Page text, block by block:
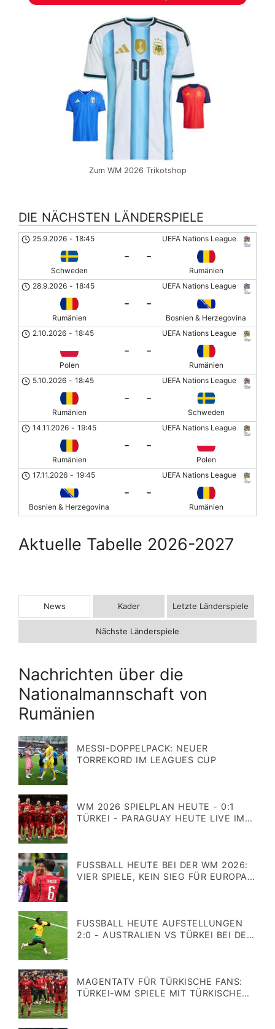
Zum WM 2026 Trikotshop
DIE NÄCHSTEN LÄNDERSPIELE
UEFA Nations League
25.9.2026 - 18:45
Schweden
- -
Rumänien
UEFA Nations League
28.9.2026 - 18:45
Rumänien
- -
Bosnien & Herzegovina
UEFA Nations League
2.10.2026 - 18:45
Polen
- -
Rumänien
UEFA Nations League
5.10.2026 - 18:45
Rumänien
- -
Schweden
UEFA Nations League
14.11.2026 - 19:45
Rumänien
- -
Polen
UEFA Nations League
17.11.2026 - 19:45
Bosnien & Herzegovina
- -
Rumänien
Aktuelle Tabelle 2026-2027
News Kader Letzte Länderspiele
Nächste Länderspiele
Nachrichten über die
Nationalmannschaft von
Rumänien
MESSI-DOPPELPACK: NEUER
TORREKORD IM LEAGUES CUP
WM 2026 SPIELPLAN HEUTE - 0:1
TÜRKEI - PARAGUAY HEUTE LIVE IM
FUSSBALL HEUTE BEI DER WM 2026: V
IER SPIELE, KEIN SIEG FÜR EUROPAS T
FUSSBALL HEUTE AUFSTELLUNGEN 2
:0 - AUSTRALIEN VS TÜRKEI BEI DER W
MAGENTATV FÜR TÜRKISCHE FANS:
TÜRKEI-WM SPIELE MIT TÜRKISCHEM